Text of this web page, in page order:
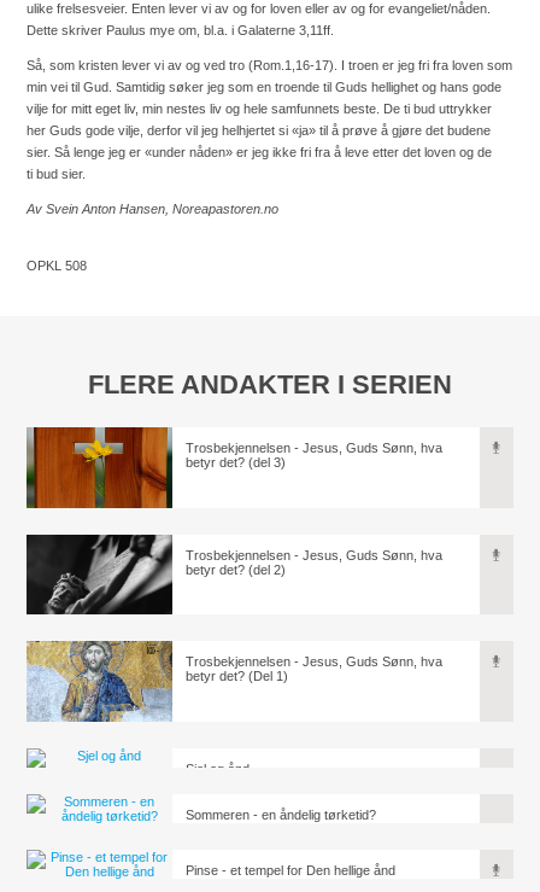
ulike frelsesveier. Enten lever vi av og for loven eller av og for evangeliet/nåden.
Dette skriver Paulus mye om, bl.a. i Galaterne 3,11ff.
Så, som kristen lever vi av og ved tro (Rom.1,16-17). I troen er jeg fri fra loven som
min vei til Gud. Samtidig søker jeg som en troende til Guds hellighet og hans gode
vilje for mitt eget liv, min nestes liv og hele samfunnets beste. De ti bud uttrykker
her Guds gode vilje, derfor vil jeg helhjertet si «ja» til å prøve å gjøre det budene
sier. Så lenge jeg er «under nåden» er jeg ikke fri fra å leve etter det loven og de
ti bud sier.
Av Svein Anton Hansen, Noreapastoren.no
OPKL 508
FLERE ANDAKTER I SERIEN
Trosbekjennelsen - Jesus, Guds Sønn, hva
betyr det? (del 3)
Trosbekjennelsen - Jesus, Guds Sønn, hva
betyr det? (del 2)
Trosbekjennelsen - Jesus, Guds Sønn, hva
betyr det? (Del 1)
Sjel og ånd
Sommeren - en åndelig tørketid?
Pinse - et tempel for Den hellige ånd